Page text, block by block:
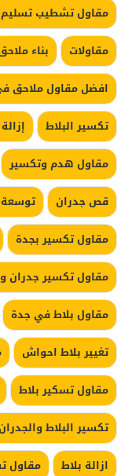
مقاول تشطيب تسليم
مقاولات
بناء
افضل مقاول ملاحق
تكسير البلاط
مقاول هدم وتكسير
قص جدران
مقاول تكسير بجدة
مقاول تكسير جدران
مقاول بلاط في جدة
تغيير بلاط احواش
مقاول تسكير بلاط
تكسير البلاط
ازالة بلاط
مقاول